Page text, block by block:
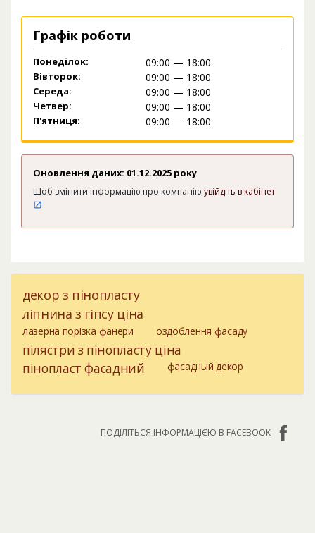
Графік роботи
Понеділок: 09:00 — 18:00
Вівторок: 09:00 — 18:00
Середа: 09:00 — 18:00
Четвер: 09:00 — 18:00
П'ятниця: 09:00 — 18:00
Оновлення даних: 01.12.2025 року
Щоб змінити інформацію про компанію увійдіть в кабінет
декор з пінопласту
ліпнина з гіпсу ціна
лазерна порізка фанери оздоблення фасаду
пілястри з пінопласту ціна
пінопласт фасадний
фасадный декор
ПОДІЛІТЬСЯ ІНФОРМАЦІЄЮ В FACEBOOK